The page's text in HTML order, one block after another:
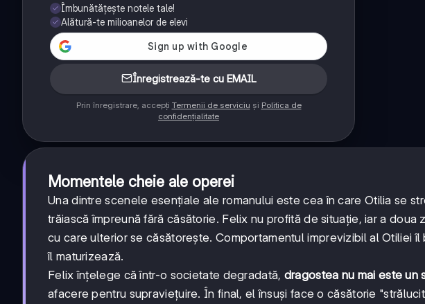
Îmbunătățește notele tale!
Alătură-te milioanelor de elevi
Înregistrează-te cu EMAIL
Prin înregistrare, accepți Termenii de serviciu și Politica de
confidențialitate
Momentele cheie ale operei
Una dintre scenele esențiale ale romanului este cea în care Otilia se
trăiască împreună fără căsătorie. Felix nu profită de situație, iar a
cu care ulterior se căsătorește. Comportamentul imprevizibil al Otiliei
îl maturizează.
Felix înțelege că într-o societate degradată, dragostea nu mai este un
afacere pentru supraviețuire. În final, el însuși face o căsătorie